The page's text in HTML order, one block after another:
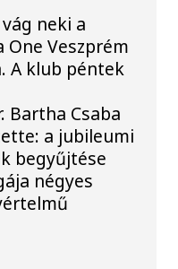
neki a
One Veszprém
A klub péntek
Csaba
a jubileumi
begyűjtése
négyes